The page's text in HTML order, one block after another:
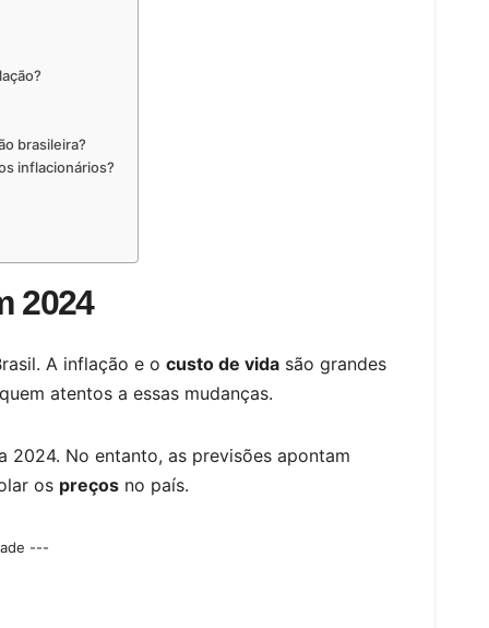
brasileira?
inflacionários?
2024
A inflação e o custo de vidasão grandes
atentos a essas mudanças.
2024. No entanto, as previsões apontam
os preçosno país.
---